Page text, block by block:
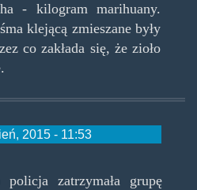
- kilogram marihuany.
klejącą zmieszane były
co zakłada się, że zioło
2015 - 11:53
policja zatrzymała grupę